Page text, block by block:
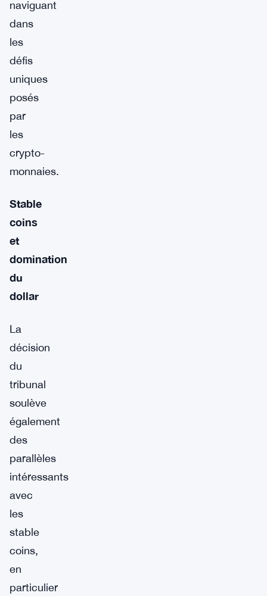
naviguant
dans
les
défis
uniques
posés
par
les
crypto-
monnaies.
Stable
coins
et
domination
du
dollar
La
décision
du
tribunal
soulève
également
des
parallèles
intéressants
avec
les
stable
coins,
en
particulier